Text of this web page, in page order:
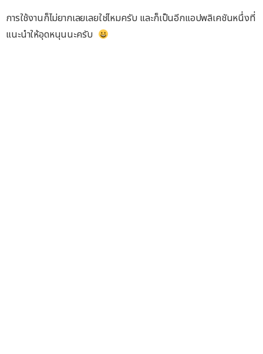
การใช้งานก็ไม่ยากเลยเลยใช่ไหมครับ และก็เป็นอีกแอปพลิเคชันหนึ่งที่
แนะนำให้อุดหนุนนะครับ